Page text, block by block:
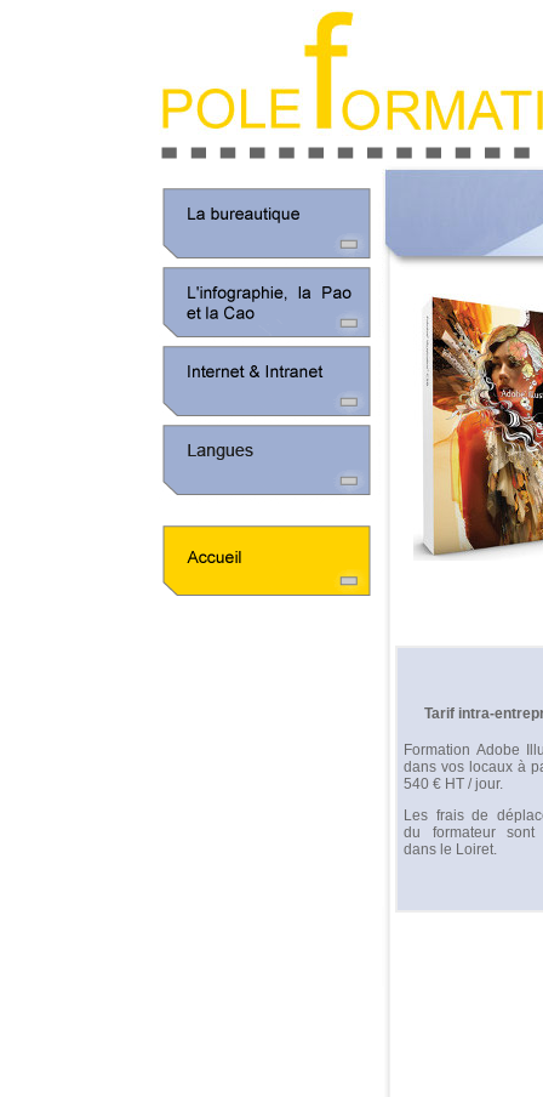
Tarif intra-
Formation Adobe
dans vos locaux à
540 € HT / jour.
Les frais de
du formateur sont
dans le Loiret.